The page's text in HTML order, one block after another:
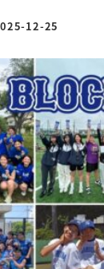
日
12-25